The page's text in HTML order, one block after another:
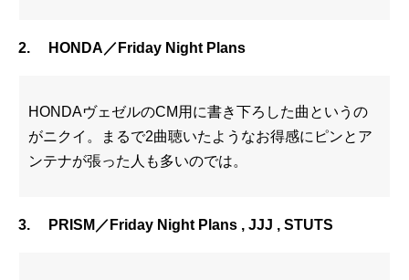
2. HONDA／Friday Night Plans
HONDAヴェゼルのCM用に書き下ろした曲というの
がニクイ。まるで2曲聴いたようなお得感にピンとア
ンテナが張った人も多いのでは。
3. PRISM／Friday Night Plans , JJJ , STUTS